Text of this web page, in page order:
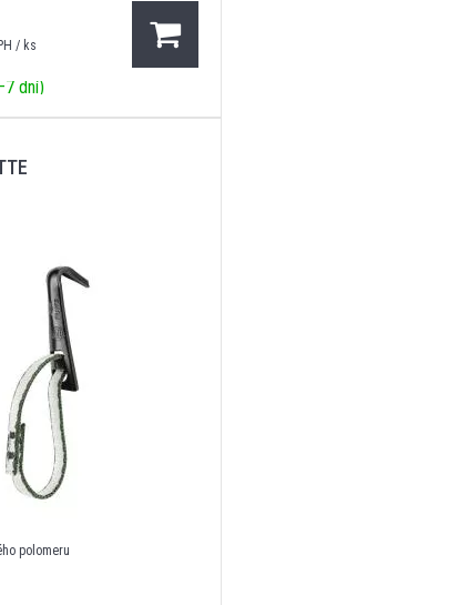
/ ks
dní)
polomeru